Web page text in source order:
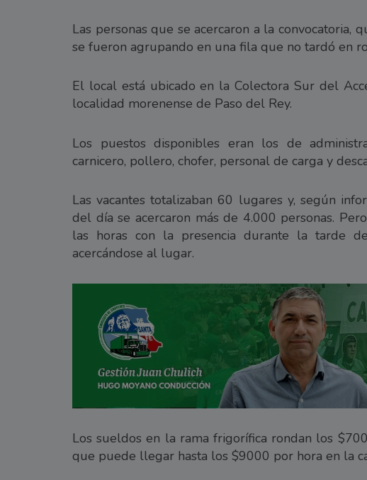
Las personas que se acercaron a la convocatoria,
se fueron agrupando en una fila que no tardó en
El local está ubicado en la Colectora Sur del
localidad morenense de Paso del Rey.
Los puestos disponibles eran los de
carnicero, pollero, chofer, personal de carga y
Las vacantes totalizaban 60 lugares y, según
del día se acercaron más de 4.000 personas.
las horas con la presencia durante la tarde
acercándose al lugar.
Los sueldos en la rama frigorífica rondan los
que puede llegar hasta los $9000 por hora en la